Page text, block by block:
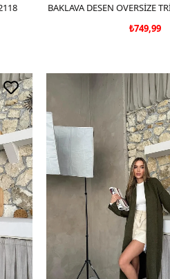
SEPETE EKLE
BAKLAVA DESEN OVERSİZE
₺749,99